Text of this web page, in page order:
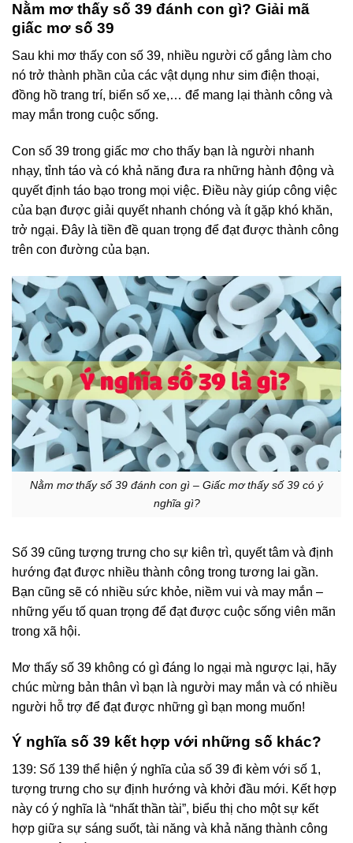
Nằm mơ thấy số 39 đánh con gì? Giải mã
giấc mơ số 39
Sau khi mơ thấy con số 39, nhiều người cố gắng làm cho
nó trở thành phần của các vật dụng như sim điện thoại,
đồng hồ trang trí, biển số xe,… để mang lại thành công và
may mắn trong cuộc sống.
Con số 39 trong giấc mơ cho thấy bạn là người nhanh
nhạy, tỉnh táo và có khả năng đưa ra những hành động và
quyết định táo bạo trong mọi việc. Điều này giúp công việc
của bạn được giải quyết nhanh chóng và ít gặp khó khăn,
trở ngại. Đây là tiền đề quan trọng để đạt được thành công
trên con đường của bạn.
Nằm mơ thấy số 39 đánh con gì – Giấc mơ thấy số 39 có ý
nghĩa gì?
Số 39 cũng tượng trưng cho sự kiên trì, quyết tâm và định
hướng đạt được nhiều thành công trong tương lai gần.
Bạn cũng sẽ có nhiều sức khỏe, niềm vui và may mắn –
những yếu tố quan trọng để đạt được cuộc sống viên mãn
trong xã hội.
Mơ thấy số 39 không có gì đáng lo ngại mà ngược lại, hãy
chúc mừng bản thân vì bạn là người may mắn và có nhiều
người hỗ trợ để đạt được những gì bạn mong muốn!
Ý nghĩa số 39 kết hợp với những số khác?
139: Số 139 thể hiện ý nghĩa của số 39 đi kèm với số 1,
tượng trưng cho sự định hướng và khởi đầu mới. Kết hợp
này có ý nghĩa là “nhất thần tài”, biểu thị cho một sự kết
hợp giữa sự sáng suốt, tài năng và khả năng thành công